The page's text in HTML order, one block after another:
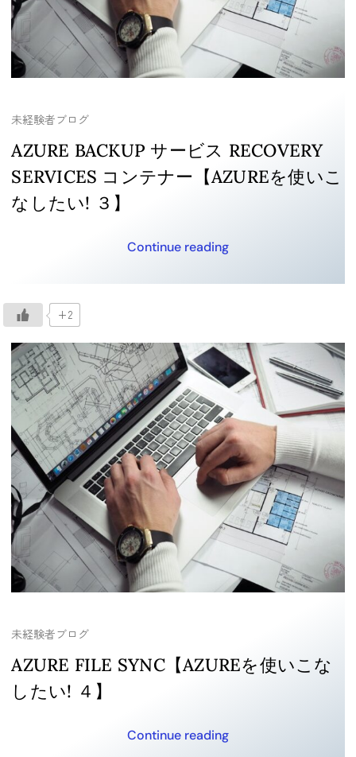
未経験者ブログ
AZURE BACKUP サービス RECOVERY
SERVICES コンテナー【AZUREを使いこ
なしたい! ３】
Continue reading
+2
未経験者ブログ
AZURE FILE SYNC【AZUREを使いこな
したい! ４】
Continue reading